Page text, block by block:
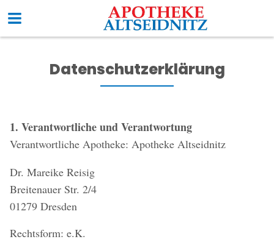
Datenschutzerklärung
1. Verantwortliche und Verantwortung
Verantwortliche Apotheke: Apotheke Altseidnitz
Dr. Mareike Reisig
Breitenauer Str. 2/4
01279 Dresden
Rechtsform: e.K.